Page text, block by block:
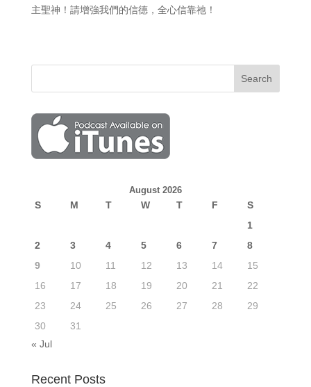
主聖神！請增強我們的信德，全心信靠祂！
August 2026
S M T W T F
S
1
2
3 4 5 6 7
8
9
10 11 12 13 14
15
16
17 18 19 20 21
22
23
24 25 26 27 28
29
30
31
« Jul
Recent Posts